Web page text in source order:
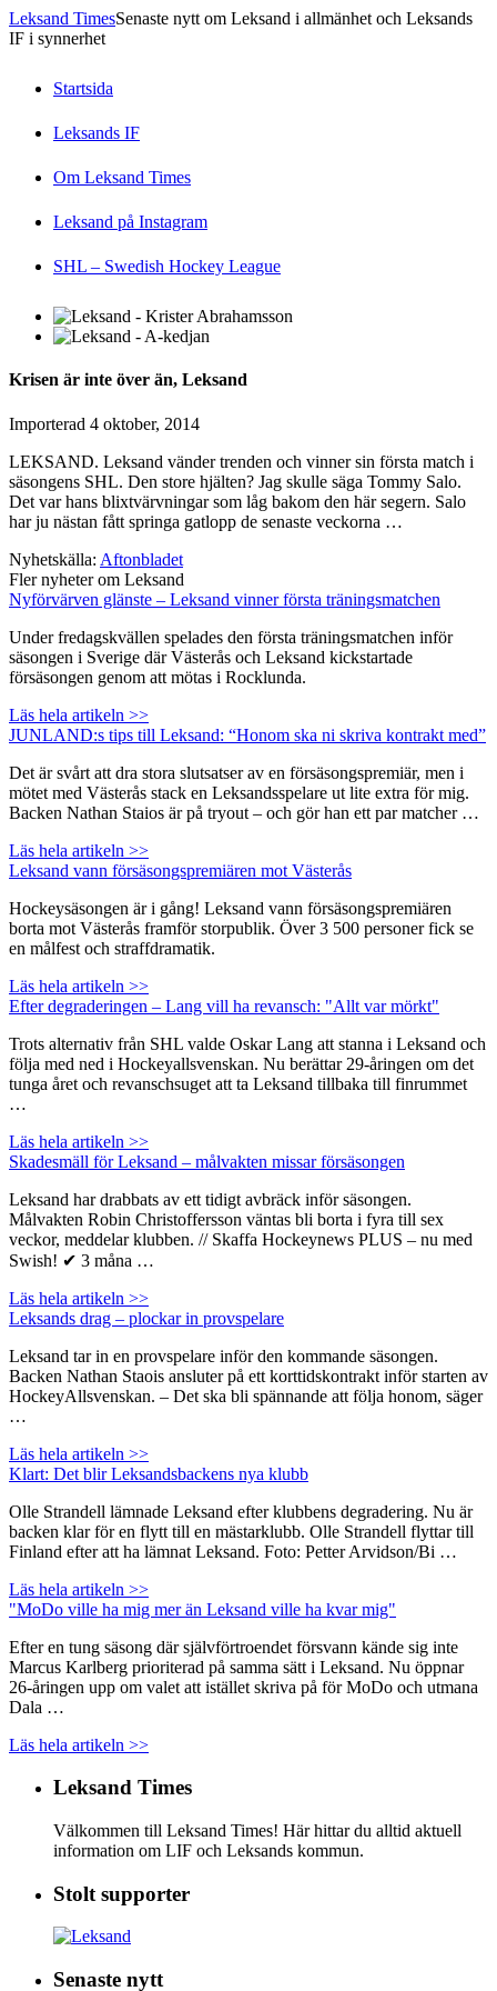
Leksand TimesSenaste nytt om Leksand i allmänhet och Leksands
IF i synnerhet
Startsida
Leksands IF
Om Leksand Times
Leksand på Instagram
SHL – Swedish Hockey League
Krisen är inte över än, Leksand
Importerad 4 oktober, 2014
LEKSAND. Leksand vänder trenden och vinner sin första match i
säsongens SHL. Den store hjälten? Jag skulle säga Tommy Salo.
Det var hans blixtvärvningar som låg bakom den här segern. Salo
har ju nästan fått springa gatlopp de senaste veckorna …
Nyhetskälla: Aftonbladet
Fler nyheter om Leksand
Nyförvärven glänste – Leksand vinner första träningsmatchen
Under fredagskvällen spelades den första träningsmatchen inför
säsongen i Sverige där Västerås och Leksand kickstartade
försäsongen genom att mötas i Rocklunda.
Läs hela artikeln >>
JUNLAND:s tips till Leksand: “Honom ska ni skriva kontrakt med”
Det är svårt att dra stora slutsatser av en försäsongspremiär, men i
mötet med Västerås stack en Leksandsspelare ut lite extra för mig.
Backen Nathan Staios är på tryout – och gör han ett par matcher …
Läs hela artikeln >>
Leksand vann försäsongspremiären mot Västerås
Hockeysäsongen är i gång! Leksand vann försäsongspremiären
borta mot Västerås framför storpublik. Över 3 500 personer fick se
en målfest och straffdramatik.
Läs hela artikeln >>
Efter degraderingen – Lang vill ha revansch: "Allt var mörkt"
Trots alternativ från SHL valde Oskar Lang att stanna i Leksand och
följa med ned i Hockeyallsvenskan. Nu berättar 29-åringen om det
tunga året och revanschsuget att ta Leksand tillbaka till finrummet
…
Läs hela artikeln >>
Skadesmäll för Leksand – målvakten missar försäsongen
Leksand har drabbats av ett tidigt avbräck inför säsongen.
Målvakten Robin Christoffersson väntas bli borta i fyra till sex
veckor, meddelar klubben. // Skaffa Hockeynews PLUS – nu med
Swish! ✔ 3 måna …
Läs hela artikeln >>
Leksands drag – plockar in provspelare
Leksand tar in en provspelare inför den kommande säsongen.
Backen Nathan Staois ansluter på ett korttidskontrakt inför starten av
HockeyAllsvenskan. – Det ska bli spännande att följa honom, säger
…
Läs hela artikeln >>
Klart: Det blir Leksandsbackens nya klubb
Olle Strandell lämnade Leksand efter klubbens degradering. Nu är
backen klar för en flytt till en mästarklubb. Olle Strandell flyttar till
Finland efter att ha lämnat Leksand. Foto: Petter Arvidson/Bi …
Läs hela artikeln >>
"MoDo ville ha mig mer än Leksand ville ha kvar mig"
Efter en tung säsong där självförtroendet försvann kände sig inte
Marcus Karlberg prioriterad på samma sätt i Leksand. Nu öppnar
26-åringen upp om valet att istället skriva på för MoDo och utmana
Dala …
Läs hela artikeln >>
Leksand Times
Välkommen till Leksand Times! Här hittar du alltid aktuell
information om LIF och Leksands kommun.
Stolt supporter
Senaste nytt